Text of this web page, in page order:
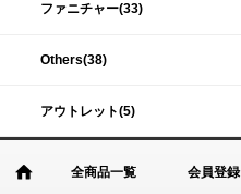
ファニチャー(33)
Others(38)
アウトレット(5)
全商品一覧 会員登録